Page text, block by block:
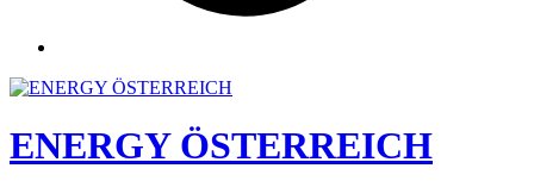
ENERGY ÖSTERREICH